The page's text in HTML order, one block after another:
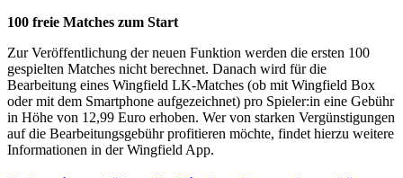
100 freie Matches zum Start
Zur Veröffentlichung der neuen Funktion werden die ersten 100
gespielten Matches nicht berechnet. Danach wird für die
Bearbeitung eines Wingfield LK-Matches (ob mit Wingfield Box
oder mit dem Smartphone aufgezeichnet) pro Spieler:in eine Gebühr
in Höhe von 12,99 Euro erhoben. Wer von starken Vergünstigungen
auf die Bearbeitungsgebühr profitieren möchte, findet hierzu weitere
Informationen in der Wingfield App.